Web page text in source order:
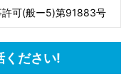
許可(般ー5)第91883号
ください!